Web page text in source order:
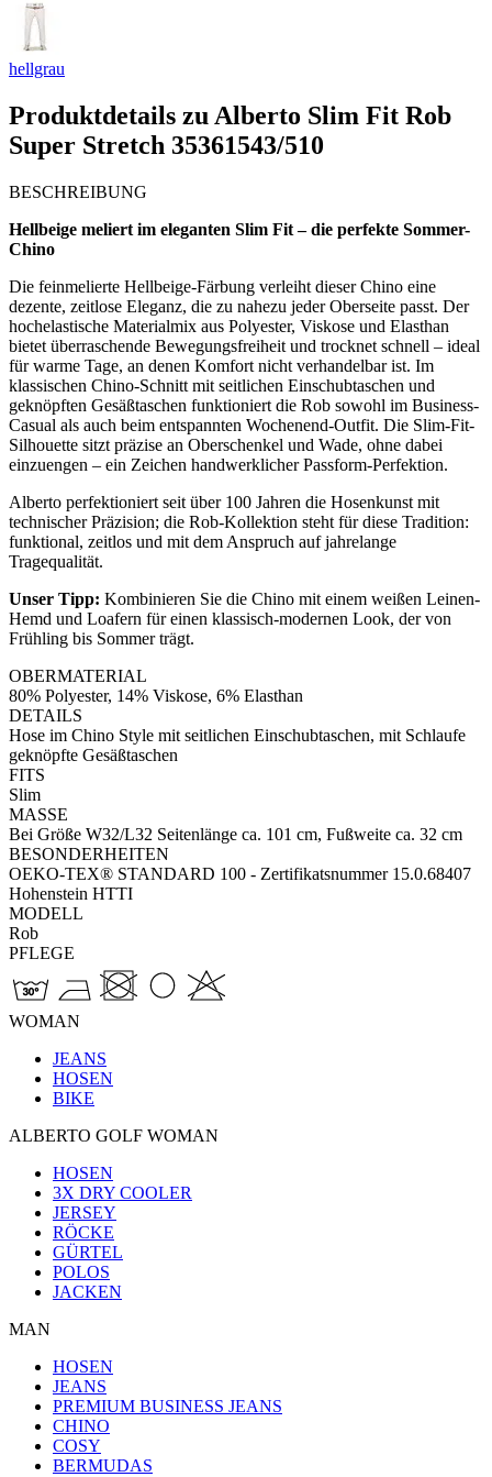
hellgrau
Produktdetails zu Alberto Slim Fit Rob
Super Stretch 35361543/510
BESCHREIBUNG
Hellbeige meliert im eleganten Slim Fit – die perfekte Sommer-
Chino
Die feinmelierte Hellbeige-Färbung verleiht dieser Chino eine
dezente, zeitlose Eleganz, die zu nahezu jeder Oberseite passt. Der
hochelastische Materialmix aus Polyester, Viskose und Elasthan
bietet überraschende Bewegungsfreiheit und trocknet schnell – ideal
für warme Tage, an denen Komfort nicht verhandelbar ist. Im
klassischen Chino-Schnitt mit seitlichen Einschubtaschen und
geknöpften Gesäßtaschen funktioniert die Rob sowohl im Business-
Casual als auch beim entspannten Wochenend-Outfit. Die Slim-Fit-
Silhouette sitzt präzise an Oberschenkel und Wade, ohne dabei
einzuengen – ein Zeichen handwerklicher Passform-Perfektion.
Alberto perfektioniert seit über 100 Jahren die Hosenkunst mit
technischer Präzision; die Rob-Kollektion steht für diese Tradition:
funktional, zeitlos und mit dem Anspruch auf jahrelange
Tragequalität.
Unser Tipp: Kombinieren Sie die Chino mit einem weißen Leinen-
Hemd und Loafern für einen klassisch-modernen Look, der von
Frühling bis Sommer trägt.
OBERMATERIAL
80% Polyester, 14% Viskose, 6% Elasthan
DETAILS
Hose im Chino Style mit seitlichen Einschubtaschen, mit Schlaufe
geknöpfte Gesäßtaschen
FITS
Slim
MASSE
Bei Größe W32/L32 Seitenlänge ca. 101 cm, Fußweite ca. 32 cm
BESONDERHEITEN
OEKO-TEX® STANDARD 100 - Zertifikatsnummer 15.0.68407
Hohenstein HTTI
MODELL
Rob
PFLEGE
WOMAN
JEANS
HOSEN
BIKE
ALBERTO GOLF WOMAN
HOSEN
3X DRY COOLER
JERSEY
RÖCKE
GÜRTEL
POLOS
JACKEN
MAN
HOSEN
JEANS
PREMIUM BUSINESS JEANS
CHINO
COSY
BERMUDAS